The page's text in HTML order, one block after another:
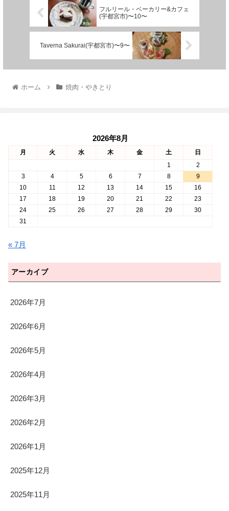
フルリール・ベーカリー&カフェ
(宇都宮市)〜10〜
Taverna Sakurai(宇都宮市)〜9〜
ホーム 焼肉・やきとり
2026年8月
月 火 水 木 金 土
日
1
2
3
4 5 6 7 8
9
10
11 12 13 14 15
16
17
18 19 20 21 22
23
24
25 26 27 28 29
30
31
« 7月
アーカイブ
2026年7月
2026年6月
2026年5月
2026年4月
2026年3月
2026年2月
2026年1月
2025年12月
2025年11月